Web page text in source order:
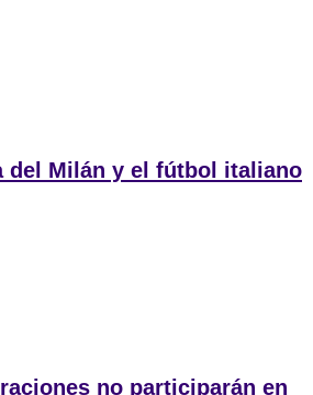
del Milán y el fútbol italiano
no participarán en